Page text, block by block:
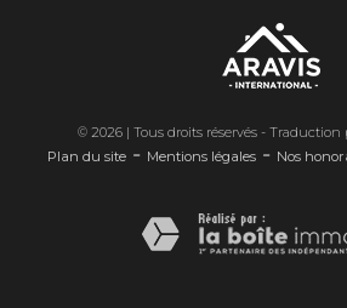
© 2026 | Tous droits réservés - Traduction
Plan du site - Mentions légales - Nos